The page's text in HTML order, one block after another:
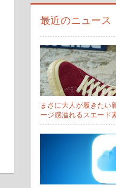
最近のニュース
まさに大人が履きたい
ージ感溢れるスエード